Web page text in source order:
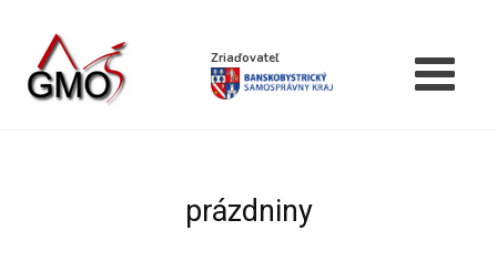
Zriaďovateľ
prázdniny